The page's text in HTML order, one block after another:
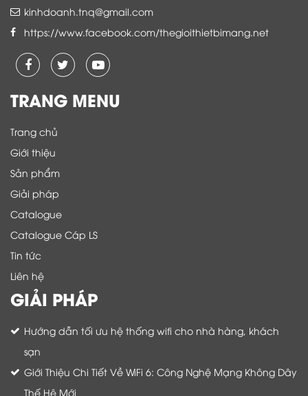
kinhdoanh.tnq@gmail.com
https://www.facebook.com/thegioithietbimang.net
TRANG MENU
Trang chủ
Giới thiệu
Sản phẩm
Giải pháp
Catalogue
Catalogue Cáp LS
Tin tức
Liên hệ
GIẢI PHÁP
Hướng dẫn tối ưu hệ thống wifi cho nhà hàng, khách
sạn
Giới Thiệu Chi Tiết Về WiFi 6: Công Nghệ Mạng Không Dây
Thế Hệ Mới